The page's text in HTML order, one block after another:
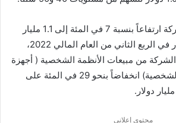
وسجل صافي ربح الشركة ارتفاعاً بنسبة 7 في المئة إلى 1.1 مليار
دولار، مقابل مليار دولار في الربع الثاني من العام المالي 2022،
من مبيعات الأنظمة الشخصية ( أجهزة
النوتبوك والحواسيب الشخصية) انخفاضاً بنحو 29 في المئة على
محتوى إعلاني